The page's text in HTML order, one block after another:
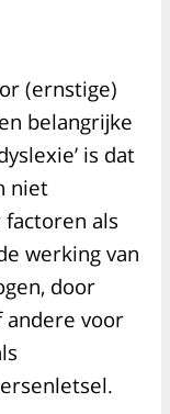
(ernstige)
belangrijke
is dat
niet
als
werking van
door
andere voor